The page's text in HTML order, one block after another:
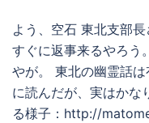
よう、空石 東北支部
すぐに返事来るやろう
やが。 東北の幽霊話
に読んだが、実はかな
る様子：http://